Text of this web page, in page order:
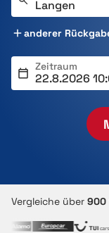
anderer
Zeitraum
Vergleiche über 900